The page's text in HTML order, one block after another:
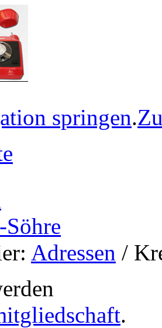
springen.
Adressen /
.